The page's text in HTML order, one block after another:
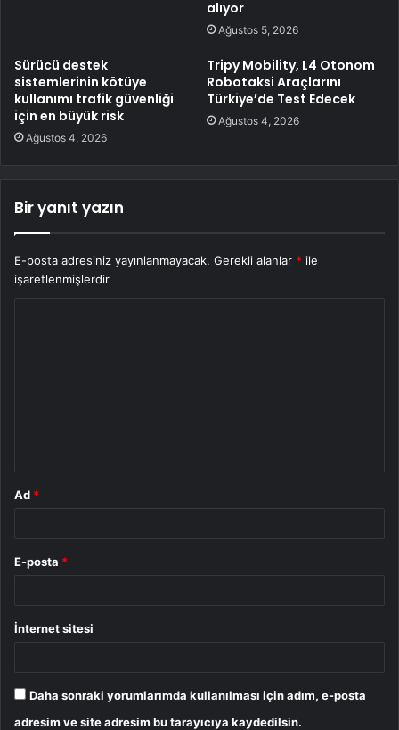
alıyor
Ağustos 5, 2026
Sürücü destek
sistemlerinin kötüye
kullanımı trafik güvenliği
için en büyük risk
Ağustos 4, 2026
Tripy Mobility, L4 Otonom
Robotaksi Araçlarını
Türkiye’de Test Edecek
Ağustos 4, 2026
Bir yanıt yazın
E-posta adresiniz yayınlanmayacak. Gerekli alanlar * ile
işaretlenmişlerdir
Ad *
E-posta *
İnternet sitesi
Daha sonraki yorumlarımda kullanılması için adım, e-posta
adresim ve site adresim bu tarayıcıya kaydedilsin.